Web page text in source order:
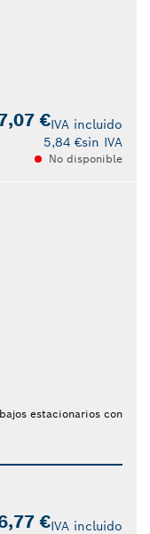
€IVA incluido
5,84 €sin IVA
No disponible
estacionarios con
€IVA incluido